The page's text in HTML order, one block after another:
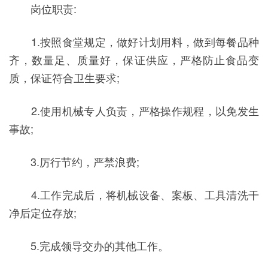
岗位职责:
1.按照食堂规定，做好计划用料，做到每餐品种
齐，数量足、质量好，保证供应，严格防止食品变
质，保证符合卫生要求;
2.使用机械专人负责，严格操作规程，以免发生
事故;
3.厉行节约，严禁浪费;
4.工作完成后，将机械设备、案板、工具清洗干
净后定位存放;
5.完成领导交办的其他工作。